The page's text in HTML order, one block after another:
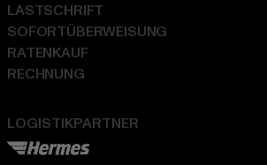
LOGISTIKPARTNER
LASTSCHRIFT
SOFORTÜBERWEISUNG
RATENKAUF
RECHNUNG